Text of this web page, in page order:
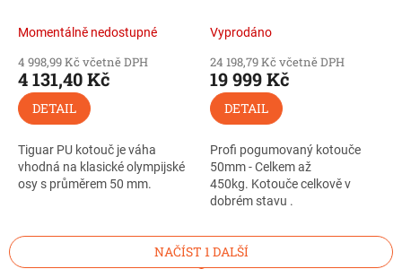
Momentálně nedostupné
4 998,99 Kč včetně DPH
4 131,40 Kč
DETAIL
Tiguar PU kotouč je váha
vhodná na klasické olympijské
osy s průměrem 50 mm.
Vyprodáno
24 198,79 Kč včetně DPH
19 999 Kč
DETAIL
Profi pogumovaný kotouče
50mm - Celkem až
450kg. Kotouče celkově v
dobrém stavu .
NAČÍST 1 DALŠÍ